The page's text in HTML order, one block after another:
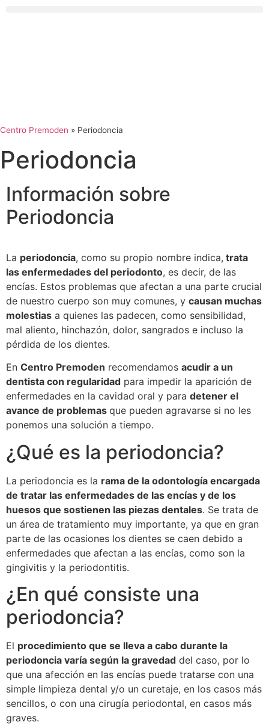
Centro Premoden » Periodoncia
Periodoncia
Información sobre
Periodoncia
La periodoncia, como su propio nombre indica, trata
las enfermedades del periodonto, es decir, de las
encías. Estos problemas que afectan a una parte crucial
de nuestro cuerpo son muy comunes, y causan muchas
molestias a quienes las padecen, como sensibilidad,
mal aliento, hinchazón, dolor, sangrados e incluso la
pérdida de los dientes.
En Centro Premoden recomendamos acudir a un
dentista con regularidad para impedir la aparición de
enfermedades en la cavidad oral y para detener el
avance de problemas que pueden agravarse si no les
ponemos una solución a tiempo.
¿Qué es la periodoncia?
La periodoncia es la rama de la odontología encargada
de tratar las enfermedades de las encías y de los
huesos que sostienen las piezas dentales. Se trata de
un área de tratamiento muy importante, ya que en gran
parte de las ocasiones los dientes se caen debido a
enfermedades que afectan a las encías, como son la
gingivitis y la periodontitis.
¿En qué consiste una
periodoncia?
El procedimiento que se lleva a cabo durante la
periodoncia varía según la gravedad del caso, por lo
que una afección en las encías puede tratarse con una
simple limpieza dental y/o un curetaje, en los casos más
sencillos, o con una cirugía periodontal, en casos más
graves.